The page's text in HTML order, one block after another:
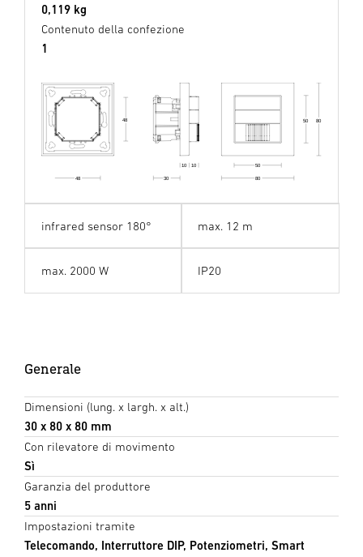
0,119 kg
Contenuto della confezione
1
48
80
80
50
50
48 30
10
10
infrared sensor 180° max. 12 m
max. 2000 W IP20
Generale
Dimensioni (lung. x largh. x alt.)
30 x 80 x 80 mm
Con rilevatore di movimento
Sì
Garanzia del produttore
5 anni
Impostazioni tramite
Telecomando, Interruttore DIP, Potenziometri, Smart